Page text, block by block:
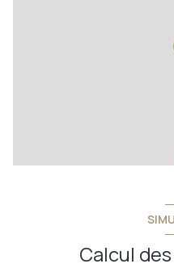
Calcul